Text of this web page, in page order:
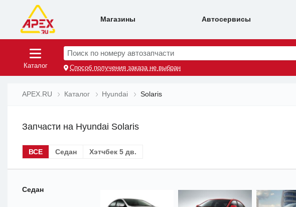
Магазины Автосервисы
Каталог
Поиск по номеру автозапчасти
Способ получения заказа не выбран
APEX.RU Каталог Hyundai Solaris
Запчасти на Hyundai Solaris
ВСЕ Седан Хэтчбек 5 дв.
Седан